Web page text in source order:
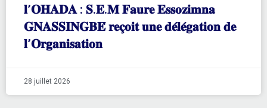
𝐥’𝐎𝐇𝐀𝐃𝐀 : 𝐒.𝐄.𝐌 𝐅𝐚𝐮𝐫𝐞 𝐄𝐬𝐬𝐨𝐳𝐢𝐦𝐧𝐚
𝐆𝐍𝐀𝐒𝐒𝐈𝐍𝐆𝐁𝐄́ 𝐫𝐞𝐜̧𝐨𝐢𝐭 𝐮𝐧𝐞 𝐝𝐞́𝐥𝐞́𝐠𝐚𝐭𝐢𝐨𝐧 𝐝𝐞
𝐥’𝐎𝐫𝐠𝐚𝐧𝐢𝐬𝐚𝐭𝐢𝐨𝐧
28 juillet 2026